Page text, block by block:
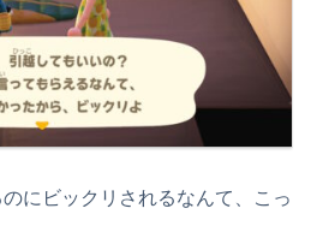
にビックリされるなんて、こっ